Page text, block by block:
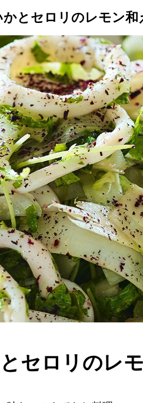
探し 食のストーリー 連載一
とセロリのレモン和
セロリのレ